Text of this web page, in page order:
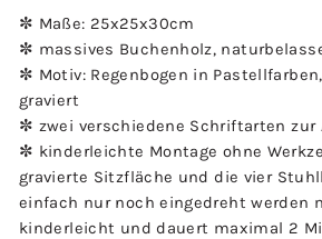
✼ Maße: 25x25x30cm
✼ massives Buchenholz,
✼ Motiv: Regenbogen in
graviert
✼ zwei verschiedene Schriftarten zur
✼ kinderleichte Montage ohne
gravierte Sitzfläche und die vier
einfach nur noch eingedreht werden
kinderleicht und dauert maximal 2